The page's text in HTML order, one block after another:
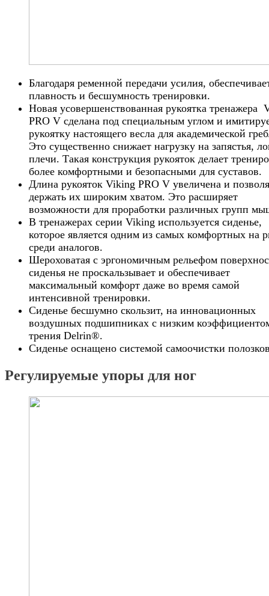
Благодаря ременной передачи усилия,
плавность и бесшумность тренировки.
Новая усовершенствованная рукоятка тренажера
PRO V сделана под специальным углом и
рукоятку настоящего весла для академической
Это существенно снижает нагрузку на запястья,
плечи. Такая конструкция рукояток делает
более комфортными и безопасными для суставов.
Длина рукояток Viking PRO V увеличена и
держать их широким хватом. Это расширяет
возможности для проработки различных групп
В тренажерах серии Viking используется сиденье,
которое является одним из самых комфортных на
среди аналогов.
Шероховатая с эргономичным рельефом
сиденья не проскальзывает и обеспечивает
максимальный комфорт даже во время самой
интенсивной тренировки.
Сиденье бесшумно скользит, на инновационных
воздушных подшипниках с низким
трения Delrin®.
Сиденье оснащено системой самоочистки
Регулируемые упоры для ног